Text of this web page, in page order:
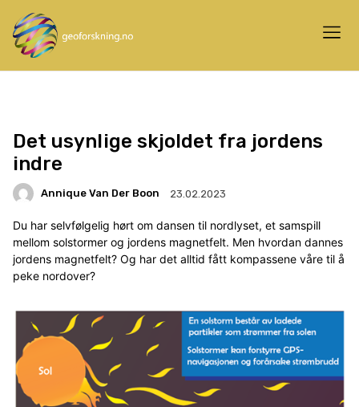
Det usynlige skjoldet fra jordens
indre
Annique Van Der Boon 23.02.2023
Du har selvfølgelig hørt om dansen til nordlyset, et samspill
mellom solstormer og jordens magnetfelt. Men hvordan dannes
jordens magnetfelt? Og har det alltid fått kompassene våre til å
peke nordover?